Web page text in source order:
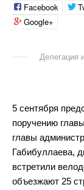
Facebook
Google+
Делегация
5 сентября
поручению
главы
Габибуллаева,
встретили
объезжают 25